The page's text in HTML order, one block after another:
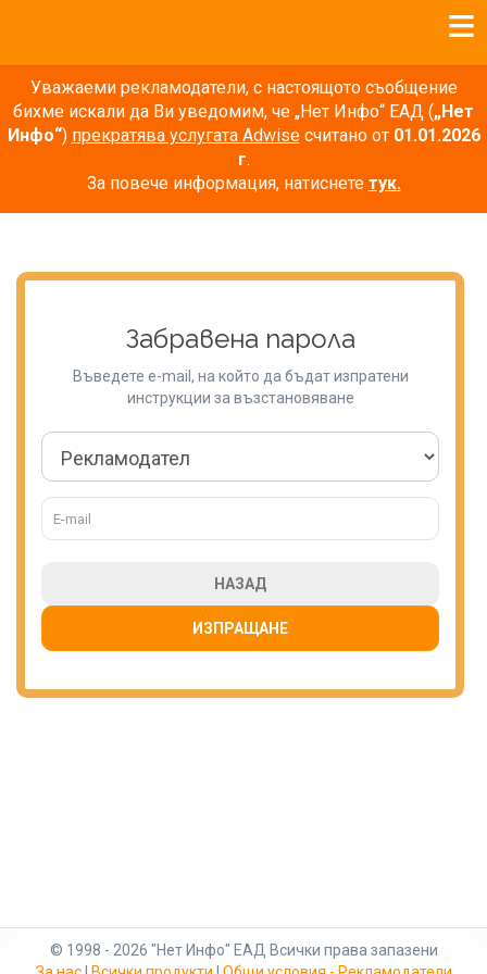
Уважаеми рекламодатели, с настоящото съобщение
бихме искали да Ви уведомим, че „Нет Инфо“ ЕАД („Нет
Инфо“) прекратява услугата Adwiseсчитано от 01.01.2026
г.
За повече информация, натиснете тук.
Забравена парола
Въведете e-mail, на който да бъдат изпратени
инструкции за възстановяване
НАЗАД
ИЗПРАЩАНЕ
© 1998 - 2026 "Нет Инфо" ЕАД Всички права запазени